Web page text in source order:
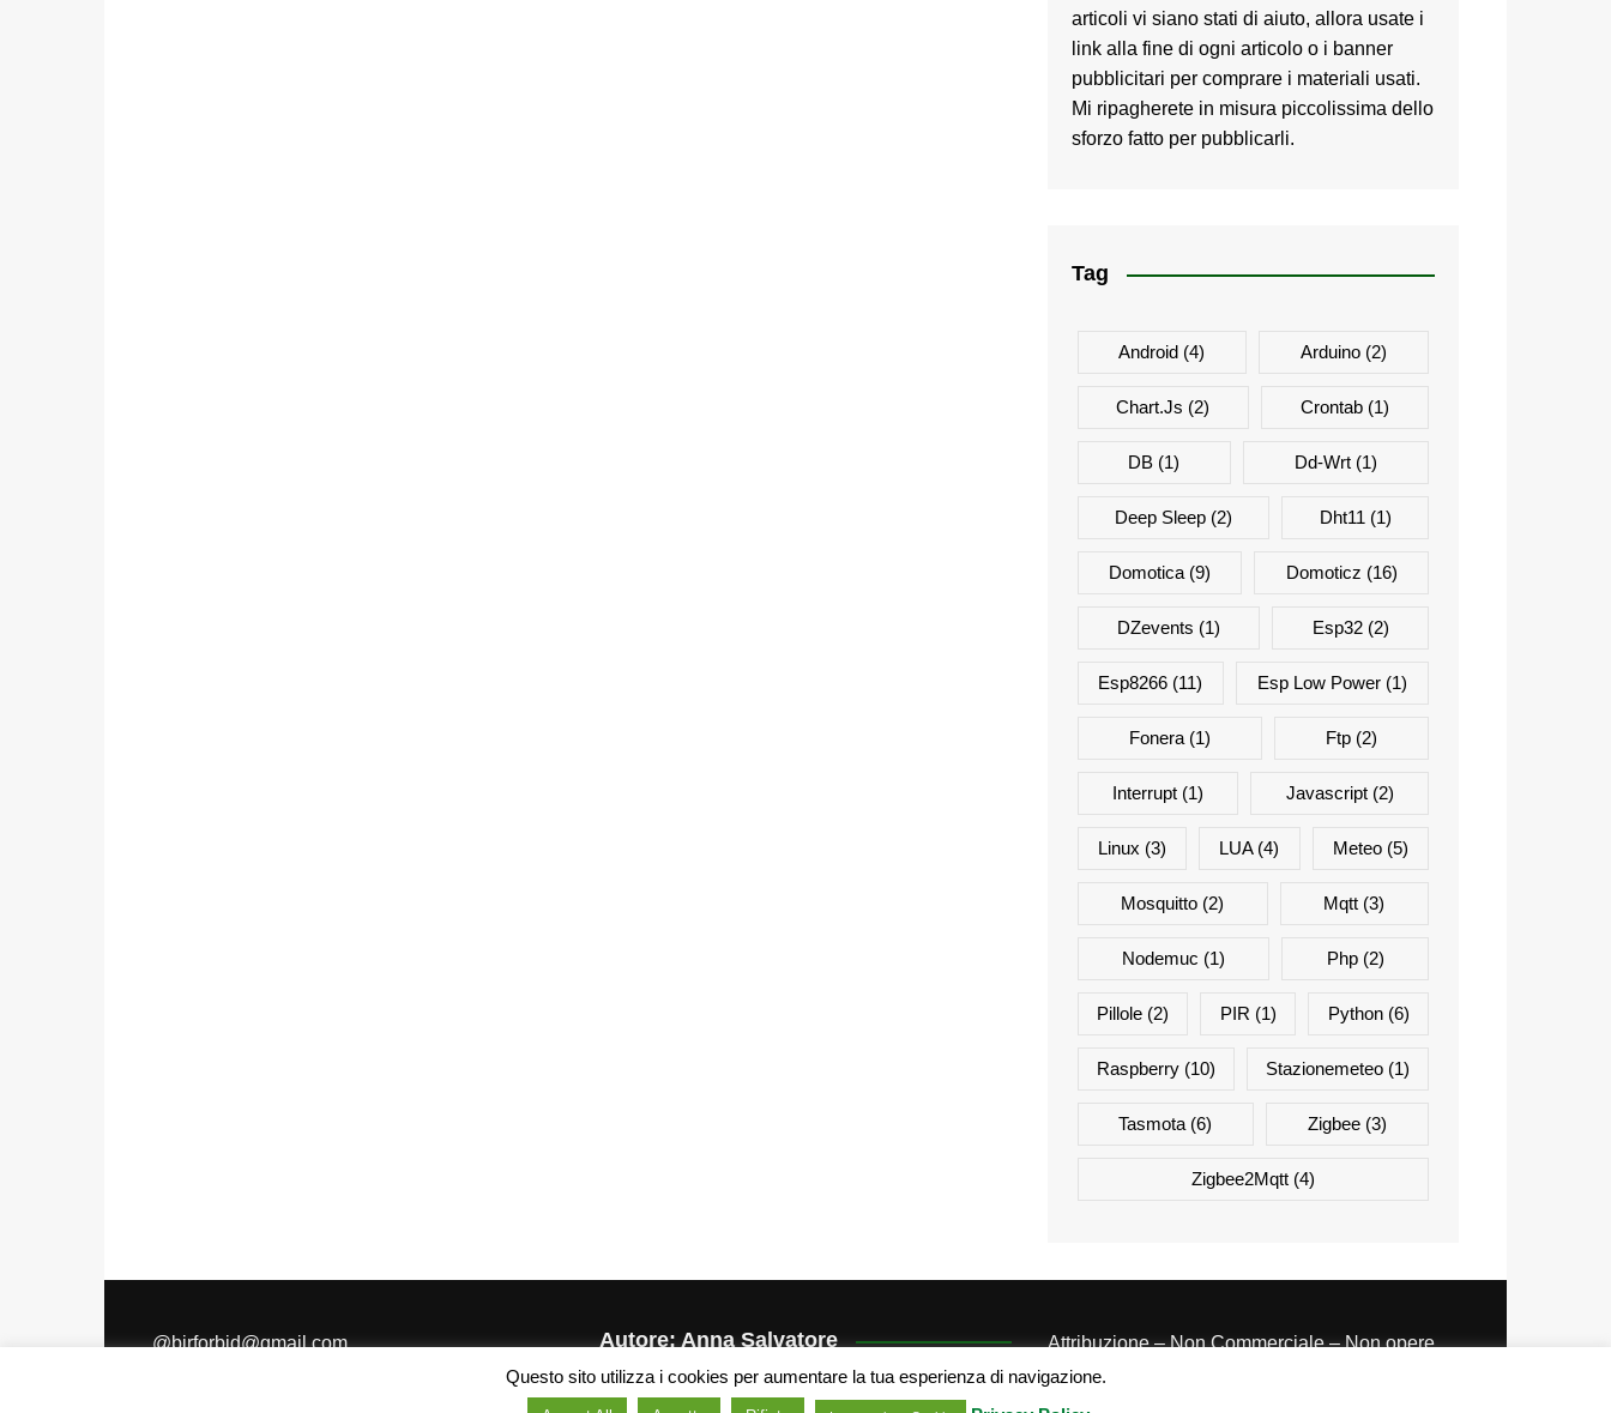
articoli vi siano stati di aiuto, allora usate i
link alla fine di ogni articolo o i banner
pubblicitari per comprare i materiali usati.
Mi ripagherete in misura piccolissima dello
sforzo fatto per pubblicarli.
Tag
Android (4) Arduino (2)
Chart.js (2) Crontab (1)
DB (1) Dd-Wrt (1)
Deep Sleep(2) Dht11 (1)
Domotica(9) Domoticz (16)
DZevents (1) Esp32(2)
Esp8266 (11) Esp Low Power (1)
Fonera(1) Ftp(2)
Interrupt(1) Javascript(2)
Linux (3) LUA(4) Meteo(5)
Mosquitto (2) Mqtt (3)
Nodemuc (1) Php(2)
Pillole (2) PIR (1) Python(6)
Raspberry(10) Stazionemeteo(1)
Tasmota (6) Zigbee (3)
Zigbee2Mqtt(4)
@birforbid@gmail.com Autore: Anna Salvatore
Portfolio
Attribuzione – Non Commerciale – Non opere
derivate 3.0 Italia
Questo sito utilizza i cookies per aumentare la tua esperienza di navigazione.